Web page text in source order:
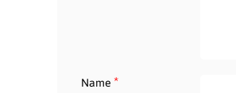
Name *